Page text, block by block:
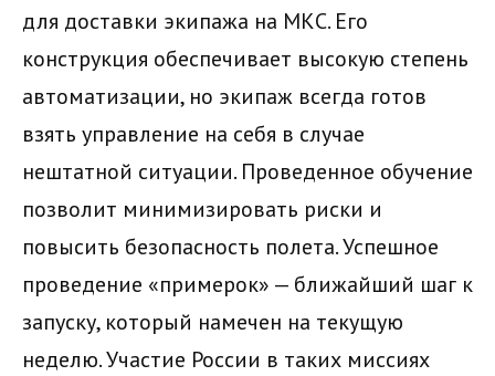
для доставки экипажа на МКС. Его
конструкция обеспечивает высокую степень
автоматизации, но экипаж всегда готов
взять управление на себя в случае
нештатной ситуации. Проведенное обучение
позволит минимизировать риски и
повысить безопасность полета. Успешное
проведение «примерок» — ближайший шаг к
запуску, который намечен на текущую
неделю. Участие России в таких миссиях